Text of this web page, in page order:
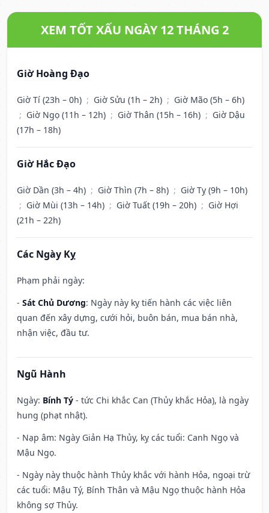
XEM TỐT XẤU NGÀY 12 THÁNG 2
Giờ Hoàng Đạo
Giờ Tí (23h – 0h) ; Giờ Sửu (1h – 2h) ; Giờ Mão (5h – 6h)
; Giờ Ngọ (11h – 12h) ; Giờ Thân (15h – 16h) ; Giờ Dậu
(17h – 18h)
Giờ Hắc Đạo
Giờ Dần (3h – 4h) ; Giờ Thìn (7h – 8h) ; Giờ Tỵ (9h – 10h)
; Giờ Mùi (13h – 14h) ; Giờ Tuất (19h – 20h) ; Giờ Hợi
(21h – 22h)
Các Ngày Kỵ
Phạm phải ngày:
- Sát Chủ Dương: Ngày này kỵ tiến hành các việc liên
quan đến xây dựng, cưới hỏi, buôn bán, mua bán nhà,
nhận việc, đầu tư.
Ngũ Hành
Ngày: Bính Tý - tức Chi khắc Can (Thủy khắc Hỏa), là ngày
hung (phạt nhật).
- Nạp âm: Ngày Giản Hạ Thủy, kỵ các tuổi: Canh Ngọ và
Mậu Ngọ.
- Ngày này thuộc hành Thủy khắc với hành Hỏa, ngoại trừ
các tuổi: Mậu Tý, Bính Thân và Mậu Ngọ thuộc hành Hỏa
không sợ Thủy.